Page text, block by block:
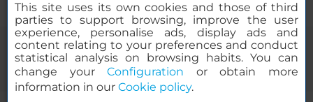
This site uses its own cookies and those of third
parties to support browsing, improve the user
experience, personalise ads, display ads and
content relating to your preferences and conduct
statistical analysis on browsing habits. You can
change yourConfiguration or obtain more
information in our Cookie policy.